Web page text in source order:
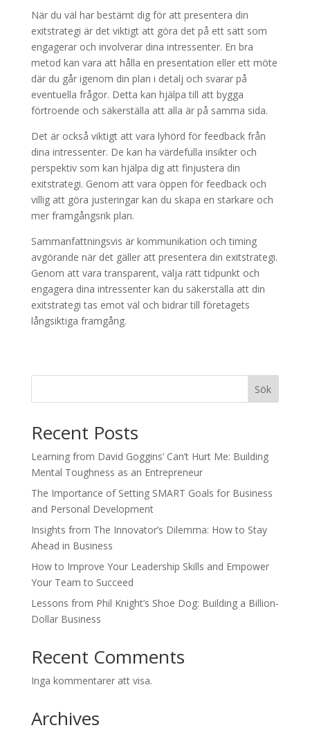
När du väl har bestämt dig för att presentera din
exitstrategi är det viktigt att göra det på ett sätt som
engagerar och involverar dina intressenter. En bra
metod kan vara att hålla en presentation eller ett möte
där du går igenom din plan i detalj och svarar på
eventuella frågor. Detta kan hjälpa till att bygga
förtroende och säkerställa att alla är på samma sida.
Det är också viktigt att vara lyhörd för feedback från
dina intressenter. De kan ha värdefulla insikter och
perspektiv som kan hjälpa dig att finjustera din
exitstrategi. Genom att vara öppen för feedback och
villig att göra justeringar kan du skapa en starkare och
mer framgångsrik plan.
Sammanfattningsvis är kommunikation och timing
avgörande när det gäller att presentera din exitstrategi.
Genom att vara transparent, välja rätt tidpunkt och
engagera dina intressenter kan du säkerställa att din
exitstrategi tas emot väl och bidrar till företagets
långsiktiga framgång.
Sök
Recent Posts
Learning from David Goggins’ Can’t Hurt Me: Building
Mental Toughness as an Entrepreneur
The Importance of Setting SMART Goals for Business
and Personal Development
Insights from The Innovator’s Dilemma: How to Stay
Ahead in Business
How to Improve Your Leadership Skills and Empower
Your Team to Succeed
Lessons from Phil Knight’s Shoe Dog: Building a Billion-
Dollar Business
Recent Comments
Inga kommentarer att visa.
Archives